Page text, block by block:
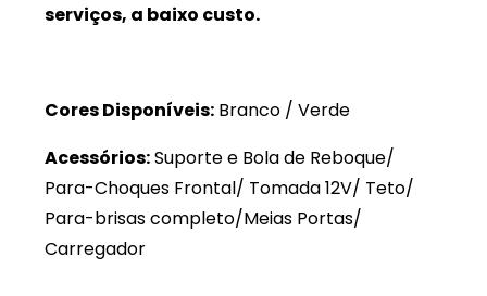
serviços, a baixo custo.
Cores Disponíveis: Branco / Verde
Acessórios:Suporte e Bola de Reboque/
Para-Choques Frontal/ Tomada 12V/ Teto/
Para-brisas completo/Meias Portas/
Carregador